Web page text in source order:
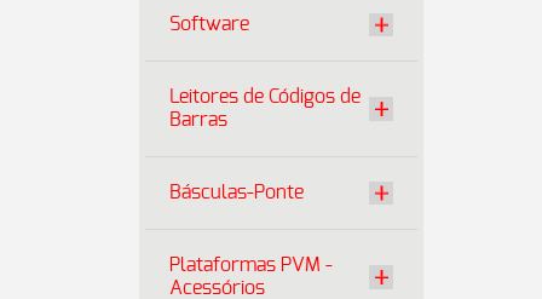
Software
Leitores de Códigos de
Barras
Básculas-Ponte
Plataformas PVM -
Acessórios